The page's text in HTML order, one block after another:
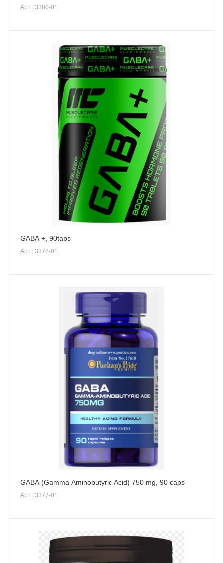
Арт.: 3380-01
GABA +, 90tabs
Арт.: 3378-01
GABA (Gamma Aminobutyric Acid) 750 mg, 90 caps
Арт.: 3377-01